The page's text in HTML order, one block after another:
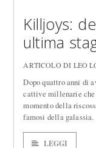
Killjoys:
ultima
ARTICOLO DI LEO
Dopo quattro anni di
cattive millenarie
momento della
famosi della galassia.
LEGGI